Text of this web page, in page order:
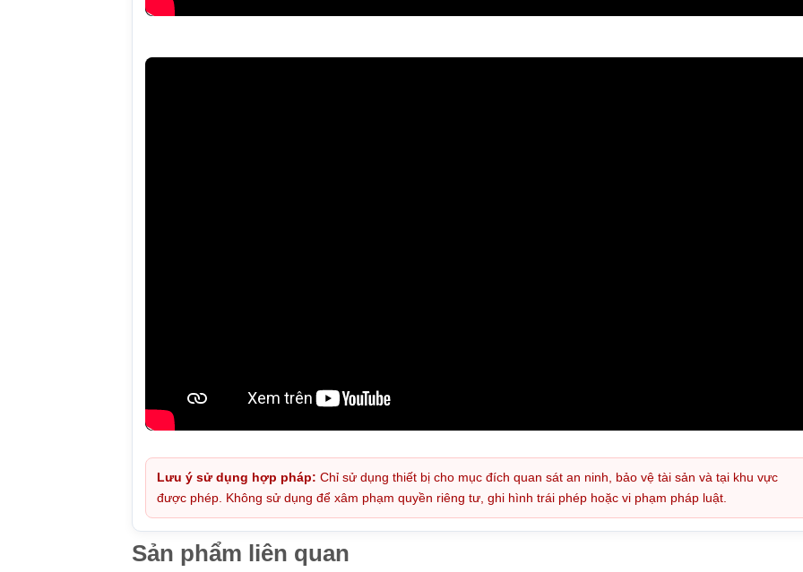
Lưu ý sử dụng hợp pháp: Chỉ sử dụng thiết bị cho mục đích quan sát an ninh, bảo vệ tài sản và tại khu vực
được phép. Không sử dụng để xâm phạm quyền riêng tư, ghi hình trái phép hoặc vi phạm pháp luật.
Sản phẩm liên quan